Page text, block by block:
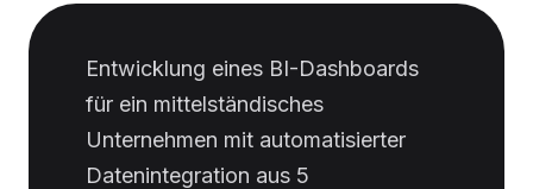
Entwicklung eines BI-Dashboards
für ein mittelständisches
Unternehmen mit automatisierter
Datenintegration aus 5